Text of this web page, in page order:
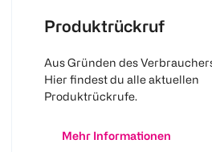
Produktrückruf
Aus Gründen des
Hier findest du alle aktuellen
Produktrückrufe.
Mehr Informationen